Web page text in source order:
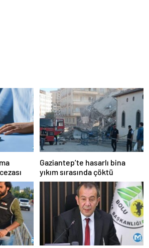
Gaziantep’te hasarlı bina
yıkım sırasında çöktü